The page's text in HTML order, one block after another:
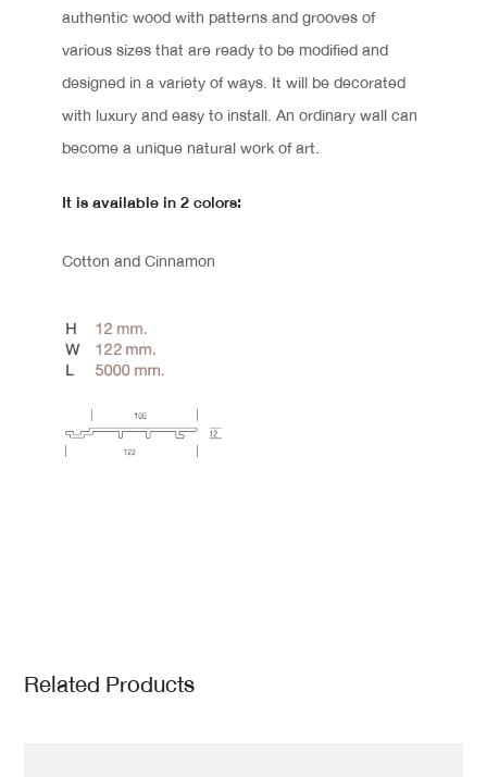
authentic wood with patterns and grooves of
various sizes that are ready to be modified and
designed in a variety of ways. It will be decorated
with luxury and easy to install. An ordinary wall can
become a unique natural work of art.
It is available in 2 colors:
Cotton and Cinnamon
Related Products